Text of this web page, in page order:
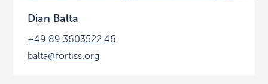
Dian Balta
+49 89 3603522 46
balta@fortiss.org